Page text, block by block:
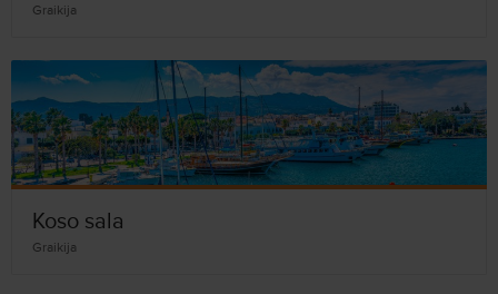
Graikija
Koso sala
Graikija